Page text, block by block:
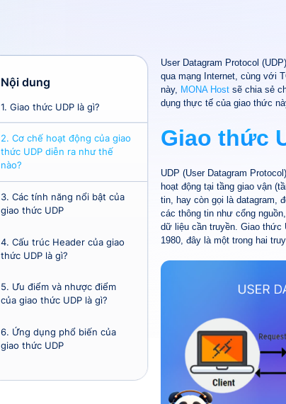
Nội dung
1. Giao thức UDP là gì?
2. Cơ chế hoạt động của giao
thức UDP diễn ra như thế
nào?
3. Các tính năng nổi bật của
giao thức UDP
4. Cấu trúc Header của giao
thức UDP là gì?
5. Ưu điểm và nhược điểm
của giao thức UDP là gì?
6. Ứng dụng phổ biến của
giao thức UDP
User Datagram Protocol
qua mạng Internet, cùng với
này, MONA Hostsẽ chia sẻ
dụng thực tế của giao thức
Giao thức
UDP (User Datagram
hoạt động tại tầng giao vận
tin, hay còn gọi là datagram,
các thông tin như cổng
dữ liệu cần truyền. Giao thức
1980, đây là một trong hai